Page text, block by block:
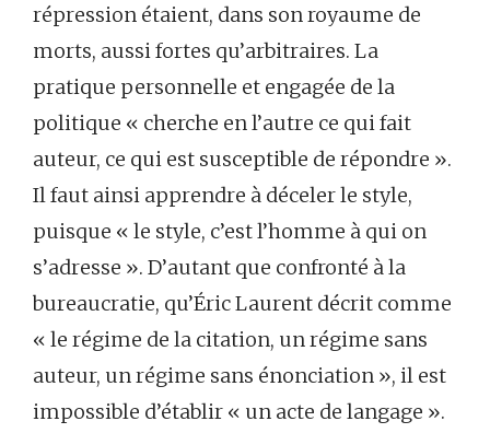
répression étaient, dans son royaume de
morts, aussi fortes qu’arbitraires. La
pratique personnelle et engagée de la
politique « cherche en l’autre ce qui fait
auteur, ce qui est susceptible de répondre ».
Il faut ainsi apprendre à déceler le style,
puisque « le style, c’est l’homme à qui on
s’adresse ». D’autant que confronté à la
bureaucratie, qu’Éric Laurent décrit comme
« le régime de la citation, un régime sans
auteur, un régime sans énonciation », il est
impossible d’établir « un acte de langage ».